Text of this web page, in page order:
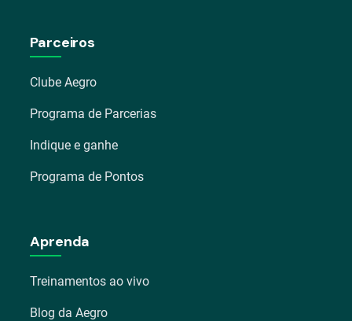
Parceiros
Clube Aegro
Programa de Parcerias
Indique e ganhe
Programa de Pontos
Aprenda
Treinamentos ao vivo
Blog da Aegro